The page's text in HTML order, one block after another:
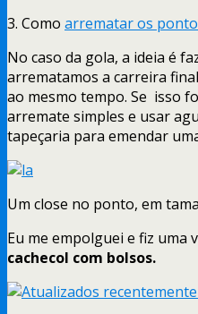
3. Como arrematar os
No caso da gola, a ideia é
arrematamos a carreira
ao mesmo tempo. Se isso
arremate simples e usar
tapeçaria para emendar
Um close no ponto, em
Eu me empolguei e fiz uma
cachecol com bolsos.